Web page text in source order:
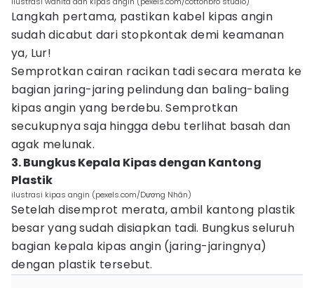
Langkah pertama, pastikan kabel kipas angin
sudah dicabut dari stopkontak demi keamanan
ya, Lur!
Semprotkan cairan racikan tadi secara merata ke
bagian jaring-jaring pelindung dan baling-baling
kipas angin yang berdebu. Semprotkan
secukupnya saja hingga debu terlihat basah dan
agak melunak.
3. Bungkus Kepala Kipas dengan Kantong
Plastik
ilustrasi kipas angin (pexels.com/Dương Nhân)
Setelah disemprot merata, ambil kantong plastik
besar yang sudah disiapkan tadi. Bungkus seluruh
bagian kepala kipas angin (jaring-jaringnya)
dengan plastik tersebut.